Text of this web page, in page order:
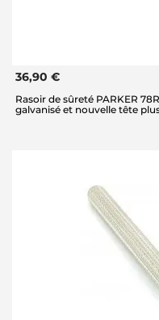
36,90 €
Rasoir de sûreté PARKER
galvanisé et nouvelle tête